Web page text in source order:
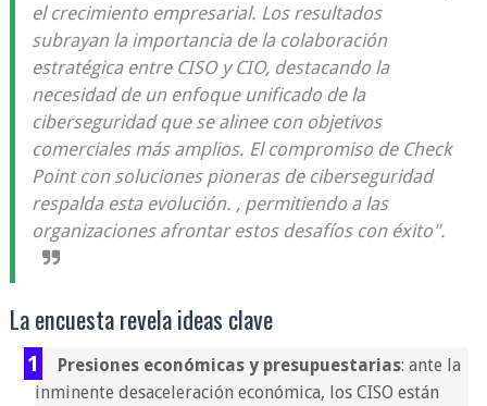
el crecimiento empresarial. Los resultados
subrayan la importancia de la colaboración
estratégica entre CISO y CIO, destacando la
necesidad de un enfoque unificado de la
ciberseguridad que se alinee con objetivos
comerciales más amplios. El compromiso de Check
Point con soluciones pioneras de ciberseguridad
respalda esta evolución. , permitiendo a las
organizaciones afrontar estos desafíos con éxito".
La encuesta revela ideas clave
Presiones económicas y presupuestarias: ante la
inminente desaceleración económica, los CISO están